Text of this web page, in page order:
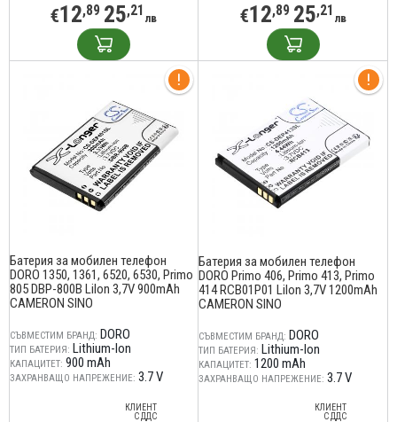
€12,89 25,21 лв €12,89 25,21 лв
Батерия за мобилен телефон
DORO 1350, 1361, 6520, 6530, Primo
805 DBP-800B LiIon 3,7V 900mAh
CAMERON SINO
СЪВМЕСТИМ БРАНД: DORO
ТИП БАТЕРИЯ: Lithium-Ion
КАПАЦИТЕТ: 900 mAh
ЗАХРАНВАЩО НАПРЕЖЕНИЕ: 3.7 V
КЛИЕНТ
С ДДС
Батерия за мобилен телефон
DORO Primo 406, Primo 413, Primo
414 RCB01P01 LiIon 3,7V 1200mAh
CAMERON SINO
СЪВМЕСТИМ БРАНД: DORO
ТИП БАТЕРИЯ: Lithium-Ion
КАПАЦИТЕТ: 1200 mAh
ЗАХРАНВАЩО НАПРЕЖЕНИЕ: 3.7 V
КЛИЕНТ
С ДДС